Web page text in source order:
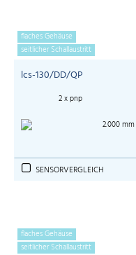
flaches Gehäuse
seitlicher Schallaustritt
lcs-130/DD/QP
2 x pnp
2.000 mm
SENSORVERGLEICH
flaches Gehäuse
seitlicher Schallaustritt